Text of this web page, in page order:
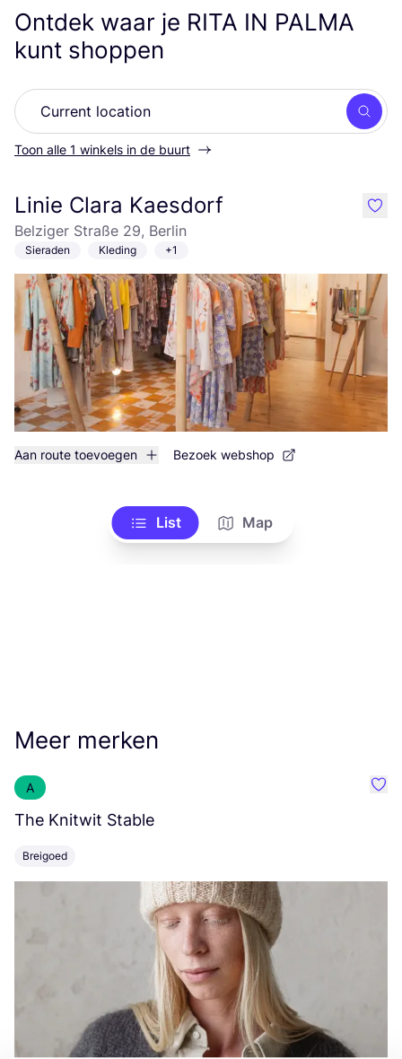
Ontdek waar je RITA IN PALMA
kunt shoppen
Zoek
Toon alle 1 winkels in de buurt
Linie Clara Kaesdorf
Belziger Straße 29, Berlin
Sieraden Kleding +1
Aan route toevoegen Bezoek webshop
like
List Map
Meer merken
A
The Knitwit Stable
Breigoed